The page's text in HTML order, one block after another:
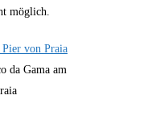
möglich.
da Gama am